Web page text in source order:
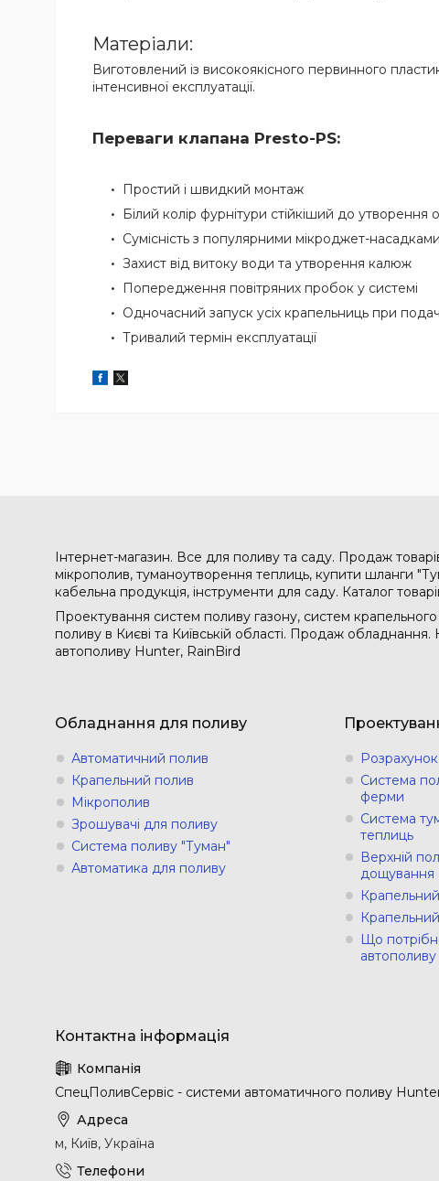
Матеріали:
Виготовлений із високоякісного первинного
інтенсивної експлуатації.
Переваги клапана Presto-PS:
Простий і швидкий монтаж
Білий колір фурнітури стійкіший до утворення
Сумісність з популярними мікроджет-
Захист від витоку води та утворення калюж
Попередження повітряних пробок у системі
Одночасний запуск усіх крапельниць при
Тривалий термін експлуатації
Інтернет-магазин. Все для поливу та саду. Продаж
мікрополив, туманоутворення теплиць, купити шланги
кабельна продукція, інструменти для саду. Каталог
Проектування систем поливу газону, систем
поливу в Києві та Київській області. Продаж
автополиву Hunter, RainBird
Обладнання для поливу
Автоматичний полив
Крапельний полив
Мікрополив
Зрошувачі для поливу
Система поливу "Туман"
Автоматика для поливу
Система
ферми
Система
теплиць
Верхній
дощування
Що
автополиву
СпецПоливСервіс - cистеми автоматичного поливу
м, Київ, Україна